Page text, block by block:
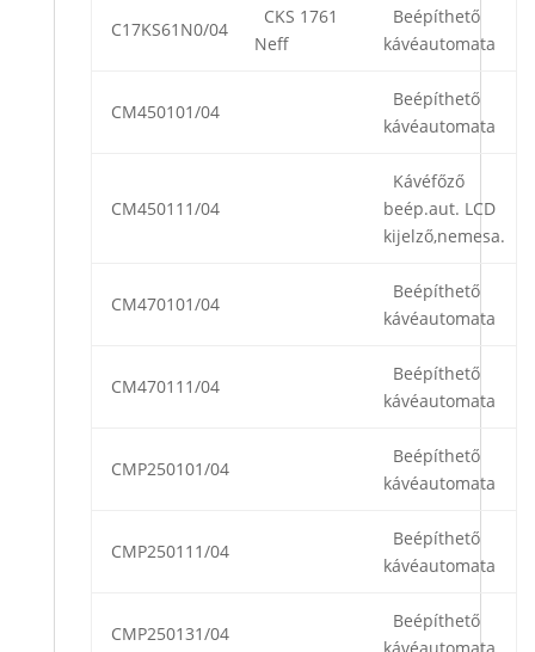
C17KS61N0/04
CKS 1761
Neff
Beépíthető
kávéautomata
CM450101/04
Beépíthető
kávéautomata
CM450111/04
Kávéfőző
beép.aut. LCD
kijelző,nemesa.
CM470101/04
Beépíthető
kávéautomata
CM470111/04
Beépíthető
kávéautomata
CMP250101/04
Beépíthető
kávéautomata
CMP250111/04
Beépíthető
kávéautomata
CMP250131/04
Beépíthető